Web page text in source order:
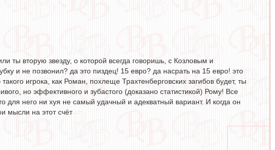
ты вторую звезду, о которой всегда говоришь, с Козловым и
и не позвонил? да это пиздец! 15 евро? да насрать на 15 евро! это
игрока, как Роман, похлеще Трахтенберговских загибов будет, ты
но эффективного и зубастого (доказано статистикой) Рому! Все
него ни хуя не самый удачный и адекватный вариант. И когда он
мысли на этот счёт